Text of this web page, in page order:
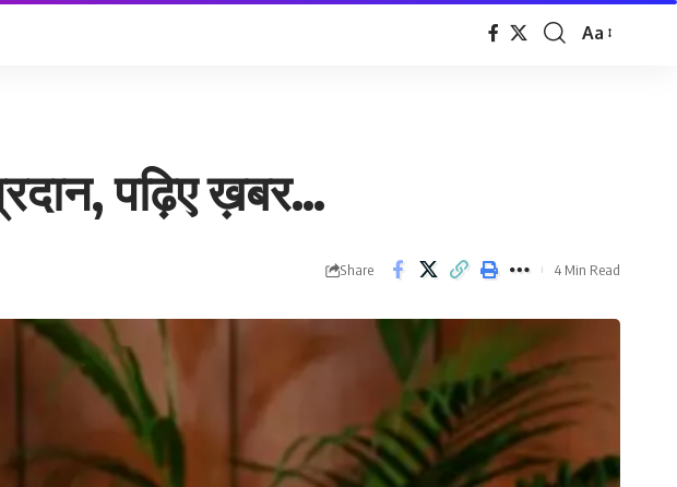
Font
Aa
पढ़िए ख़बर…
Share 4 Min Read